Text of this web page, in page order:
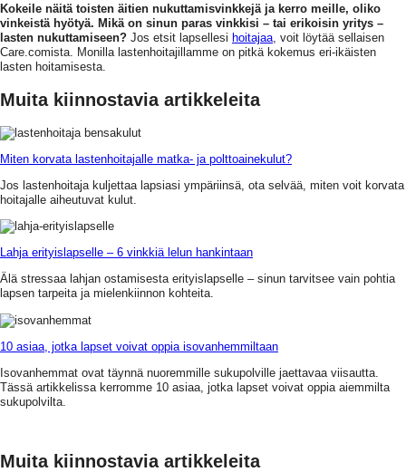
Kokeile näitä toisten äitien nukuttamisvinkkejä ja kerro meille, oliko
vinkeistä hyötyä. Mikä on sinun paras vinkkisi – tai erikoisin yritys –
lasten nukuttamiseen? Jos etsit lapsellesi hoitajaa , voit löytää sellaisen
Care.comista. Monilla lastenhoitajillamme on pitkä kokemus eri-ikäisten
lasten hoitamisesta.
Muita kiinnostavia artikkeleita
Miten korvata lastenhoitajalle matka- ja polttoainekulut?
Jos lastenhoitaja kuljettaa lapsiasi ympäriinsä, ota selvää, miten voit korvata
hoitajalle aiheutuvat kulut.
Lahja erityislapselle – 6 vinkkiä lelun hankintaan
Älä stressaa lahjan ostamisesta erityislapselle – sinun tarvitsee vain pohtia
lapsen tarpeita ja mielenkiinnon kohteita.
10 asiaa, jotka lapset voivat oppia isovanhemmiltaan
Isovanhemmat ovat täynnä nuoremmille sukupolville jaettavaa viisautta.
Tässä artikkelissa kerromme 10 asiaa, jotka lapset voivat oppia aiemmilta
sukupolvilta.
Muita kiinnostavia artikkeleita